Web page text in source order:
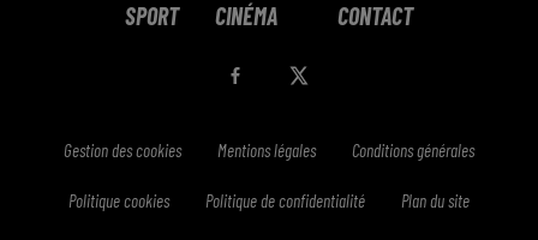
SPORT CINÉMA CONTACT
Gestion des cookies Mentions légales Conditions générales
Politique cookies Politique de confidentialité Plan du site